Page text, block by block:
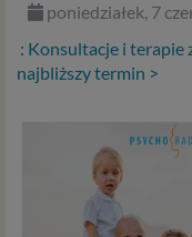
poniedziałek, 7
: Konsultacje i terapie
najbliższy termin >